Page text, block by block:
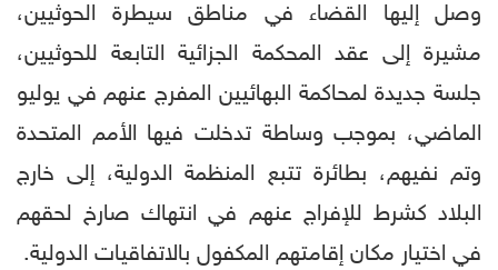
وصل إليها القضاء في مناطق سيطرة الحوثيين،
مشيرة إلى عقد المحكمة الجزائية التابعة للحوثيين،
جلسة جديدة لمحاكمة البهائيين المفرج عنهم في يوليو
الماضي، بموجب وساطة تدخلت فيها الأمم المتحدة
وتم نفيهم، بطائرة تتبع المنظمة الدولية، إلى خارج
البلاد كشرط للإفراج عنهم في انتهاك صارخ لحقهم
في اختيار مكان إقامتهم المكفول بالاتفاقيات الدولية.